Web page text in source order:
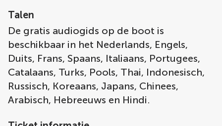
Talen
De gratis audiogids op de boot is
beschikbaar in het Nederlands, Engels,
Duits, Frans, Spaans, Italiaans, Portugees,
Catalaans, Turks, Pools, Thai, Indonesisch,
Russisch, Koreaans, Japans, Chinees,
Arabisch, Hebreeuws en Hindi.